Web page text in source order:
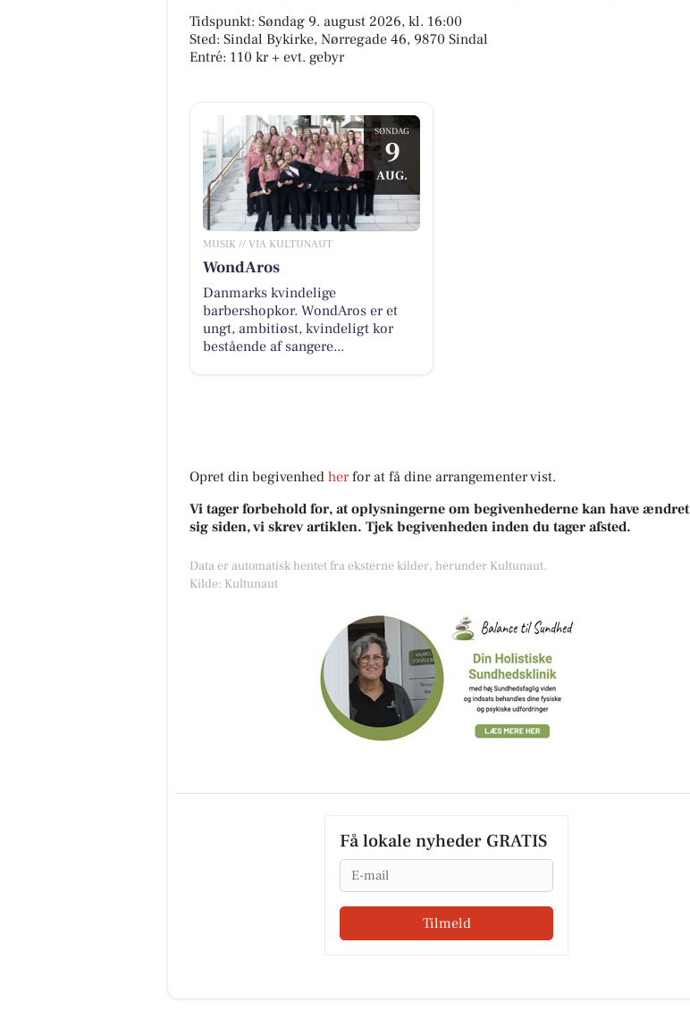
Tidspunkt: Søndag 9. august 2026, kl. 16:00
Sted: Sindal Bykirke, Nørregade 46, 9870 Sindal
Entré: 110 kr + evt. gebyr
SØNDAG
9
AUG.
MUSIK // VIA KULTUNAUT
WondAros
Danmarks kvindelige
barbershopkor. WondAros er et
ungt, ambitiøst, kvindeligt kor
bestående af sangere...
Opret din begivenhed herfor at få dine arrangementer vist.
Vi tager forbehold for, at oplysningerne om begivenhederne kan have ændret
sig siden, vi skrev artiklen. Tjek begivenheden inden du tager afsted.
Data er automatisk hentet fra eksterne kilder, herunder Kultunaut.
Kilde: Kultunaut
Få lokale nyheder GRATIS
Email
Tilmeld